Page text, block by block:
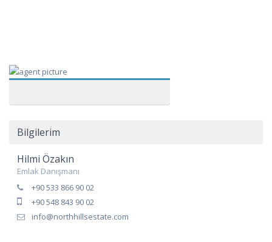
Bilgilerim
Hilmi Özakın
Emlak Danışmanı
+90 533 866 90 02
+90 548 843 90 02
info@northhillsestate.com